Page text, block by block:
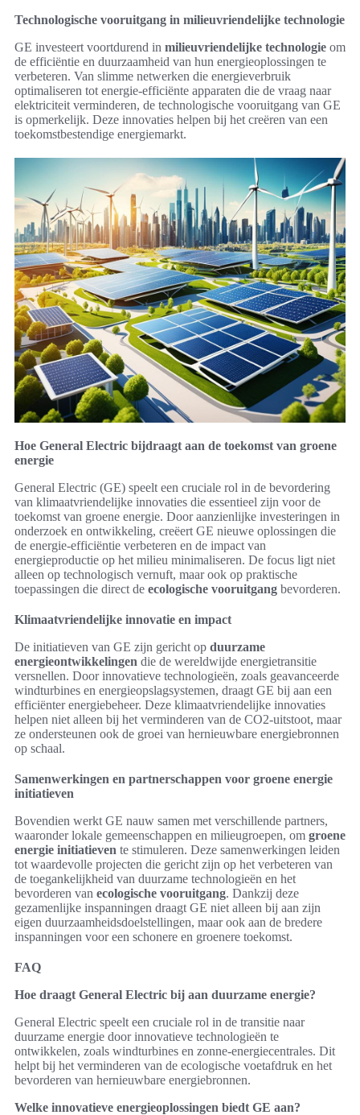
Technologische vooruitgang in milieuvriendelijke technologie
GE investeert voortdurend in milieuvriendelijke technologie om
de efficiëntie en duurzaamheid van hun energieoplossingen te
verbeteren. Van slimme netwerken die energieverbruik
optimaliseren tot energie-efficiënte apparaten die de vraag naar
elektriciteit verminderen, de technologische vooruitgang van GE
is opmerkelijk. Deze innovaties helpen bij het creëren van een
toekomstbestendige energiemarkt.
Hoe General Electric bijdraagt aan de toekomst van groene
energie
General Electric (GE) speelt een cruciale rol in de bevordering
van klimaatvriendelijke innovaties die essentieel zijn voor de
toekomst van groene energie. Door aanzienlijke investeringen in
onderzoek en ontwikkeling, creëert GE nieuwe oplossingen die
de energie-efficiëntie verbeteren en de impact van
energieproductie op het milieu minimaliseren. De focus ligt niet
alleen op technologisch vernuft, maar ook op praktische
toepassingen die direct de ecologische vooruitgang bevorderen.
Klimaatvriendelijke innovatie en impact
De initiatieven van GE zijn gericht op duurzame
energieontwikkelingen die de wereldwijde energietransitie
versnellen. Door innovatieve technologieën, zoals geavanceerde
windturbines en energieopslagsystemen, draagt GE bij aan een
efficiënter energiebeheer. Deze klimaatvriendelijke innovaties
helpen niet alleen bij het verminderen van de CO2-uitstoot, maar
ze ondersteunen ook de groei van hernieuwbare energiebronnen
op schaal.
Samenwerkingen en partnerschappen voor groene energie
initiatieven
Bovendien werkt GE nauw samen met verschillende partners,
waaronder lokale gemeenschappen en milieugroepen, om groene
energie initiatieven te stimuleren. Deze samenwerkingen leiden
tot waardevolle projecten die gericht zijn op het verbeteren van
de toegankelijkheid van duurzame technologieën en het
bevorderen van ecologische vooruitgang. Dankzij deze
gezamenlijke inspanningen draagt GE niet alleen bij aan zijn
eigen duurzaamheidsdoelstellingen, maar ook aan de bredere
inspanningen voor een schonere en groenere toekomst.
FAQ
Hoe draagt General Electric bij aan duurzame energie?
General Electric speelt een cruciale rol in de transitie naar
duurzame energie door innovatieve technologieën te
ontwikkelen, zoals windturbines en zonne-energiecentrales. Dit
helpt bij het verminderen van de ecologische voetafdruk en het
bevorderen van hernieuwbare energiebronnen.
Welke innovatieve energieoplossingen biedt GE aan?